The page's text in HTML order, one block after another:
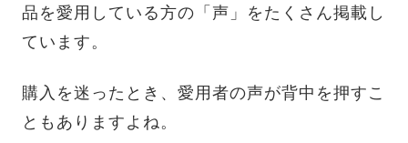
品を愛用している方の「声」をたくさん掲載し
ています。
購入を迷ったとき、愛用者の声が背中を押すこ
ともありますよね。